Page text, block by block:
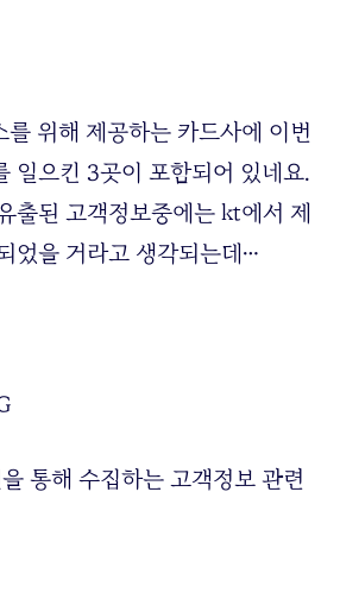
위해 제공하는 카드사에 이번
일으킨 3곳이 포함되어 있네요.
출된 고객정보중에는 kt에서 제
었을 거라고 생각되는데…
통해 수집하는 고객정보 관련